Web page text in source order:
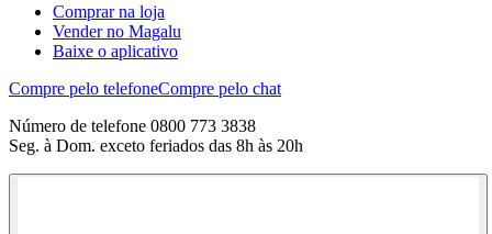
Comprar na loja
Vender no Magalu
Baixe o aplicativo
Compre pelo telefoneCompre pelo chat
Número de telefone 0800 773 3838
Seg. à Dom. exceto feriados das 8h às 20h